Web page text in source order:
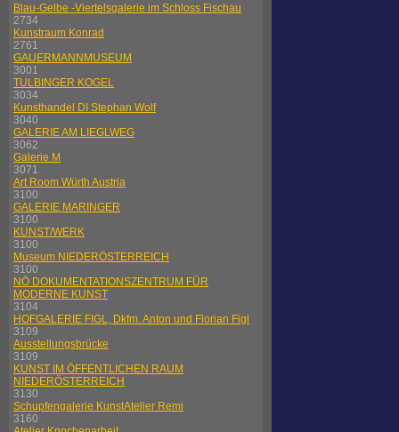
Blau-Gelbe -Viertelsgalerie im Schloss Fischau
2734
Kunstraum Konrad
2761
GAUERMANNMUSEUM
3001
TULBINGER KOGEL
3034
Kunsthandel DI Stephan Wolf
3040
GALERIE AM LIEGLWEG
3062
Galerie M
3071
Art Room Würth Austria
3100
GALERIE MARINGER
3100
KUNST/WERK
3100
Museum NIEDERÖSTERREICH
3100
NÖ DOKUMENTATIONSZENTRUM FÜR
MODERNE KUNST
3104
HOFGALERIE FIGL, Dkfm. Anton und Florian Figl
3109
Ausstellungsbrücke
3109
KUNST IM ÖFFENTLICHEN RAUM
NIEDERÖSTERREICH
3130
Schupfengalerie KunstAtelier Remi
3160